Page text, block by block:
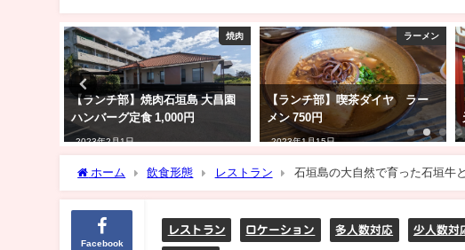
焼肉
【ランチ部】焼肉石垣島 大昌園
ハンバーグ定食 1,000円
2023年2月1日
ラーメン
【ランチ部】喫茶ダイヤ ラー
メン 750円
2023年1月15日
ホーム 飲食形態 レストラン 石垣島の大自然で育った石垣牛
Facebook
レストラン ロケーション 多人数対応 少人数対